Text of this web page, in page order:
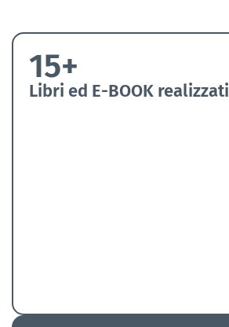
15+
Libri ed E-BOOK realizzati